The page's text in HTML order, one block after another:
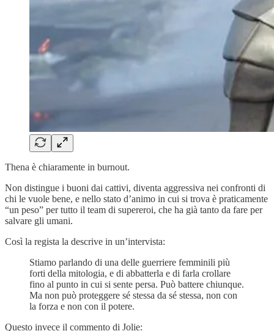
Thena è chiaramente in burnout.
Non distingue i buoni dai cattivi, diventa aggressiva nei confronti di
chi le vuole bene, e nello stato d’animo in cui si trova è praticamente
“un peso” per tutto il team di supereroi, che ha già tanto da fare per
salvare gli umani.
Così la regista la descrive in un’intervista:
Stiamo parlando di una delle guerriere femminili più
forti della mitologia, e di abbatterla e di farla crollare
fino al punto in cui si sente persa. Può battere chiunque.
Ma non può proteggere sé stessa da sé stessa, non con
la forza e non con il potere.
Questo invece il commento di Jolie: